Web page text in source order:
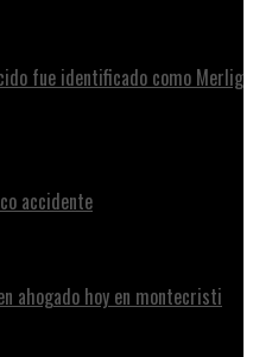
fue identificado como Merlig
accidente
ahogado hoy en montecristi